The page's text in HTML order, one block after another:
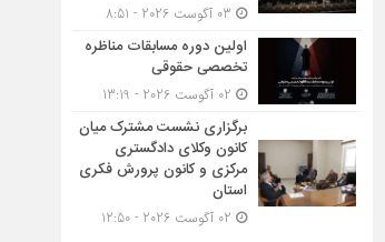
اولین دوره مسابقات مناظره
تخصصی حقوقی
برگزاری نشست مشترک میان
کانون وکلای دادگستری
مرکزی و کانون پرورش فکری
استان